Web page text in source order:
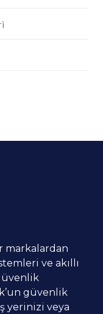
markalardan
ve akıllı
güvenlik
yerinizi veya